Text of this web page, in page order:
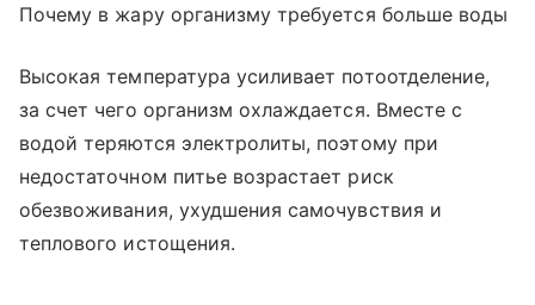
Почему в жару организму требуется больше воды
Высокая температура усиливает потоотделение,
за счет чего организм охлаждается. Вместе с
водой теряются электролиты, поэтому при
недостаточном питье возрастает риск
обезвоживания, ухудшения самочувствия и
теплового истощения.